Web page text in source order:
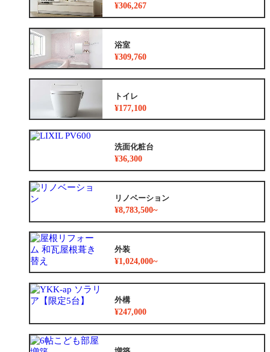
¥306,267
浴室
¥309,760
トイレ
¥177,100
洗面化粧台
¥36,300
リノベーション
¥8,783,500~
外装
¥1,024,000~
外構
¥247,000